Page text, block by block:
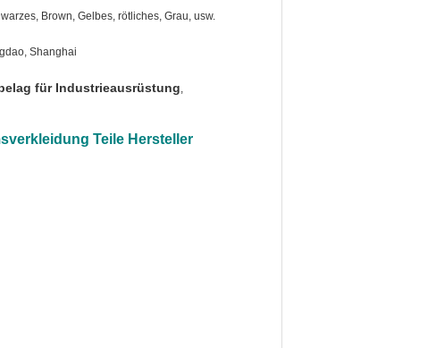
Brown, Gelbes, rötliches, Grau, usw.
Shanghai
für Industrieausrüstung,
Teile Hersteller